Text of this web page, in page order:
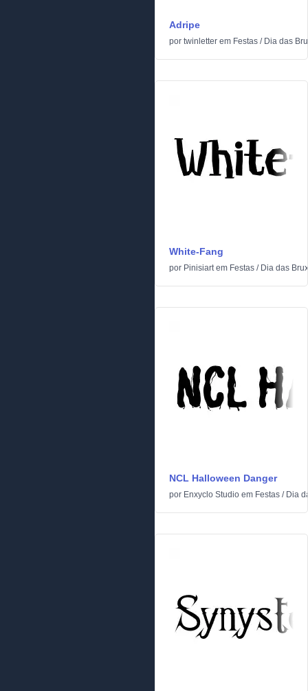
Adripe
por twinletter em Festas / Dia das
White-Fang
por Pinisiartem Festas / Dia das
NCL Halloween Danger
por Enxyclo Studio em Festas / Dia